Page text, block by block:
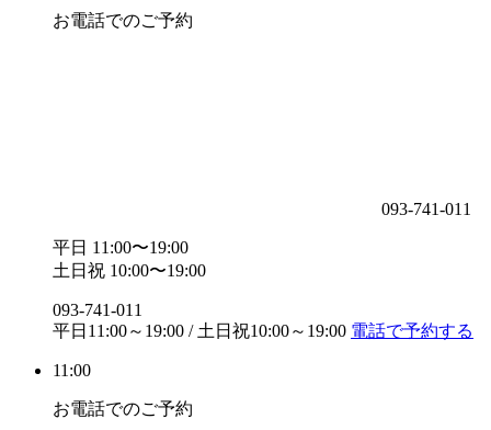
お電話でのご予約
093-741-011
平日 11:00〜19:00
土日祝 10:00〜19:00
093-741-011
平日11:00～19:00 / 土日祝10:00～19:00 電話で予約する
11:00
お電話でのご予約